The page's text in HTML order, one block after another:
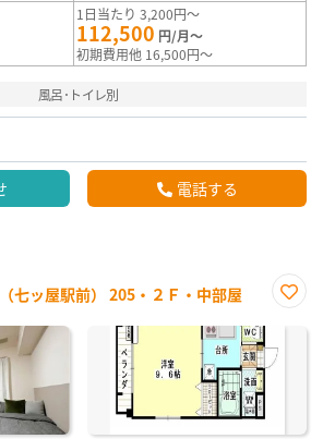
1日当たり 3,200円～
112,500 円/月～
初期費用他 16,500円～
風呂･トイレ別
電話する
七ッ屋駅前） 205・２Ｆ・中部屋
に入
り登
録